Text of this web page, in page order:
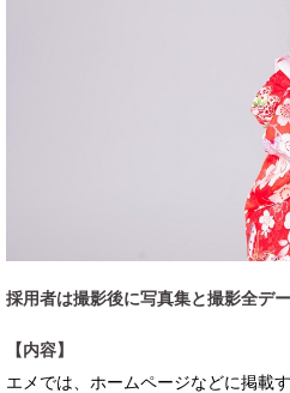
採用者は撮影後に写真集と撮影全デ
【内容】
エメでは、ホームページなどに掲載